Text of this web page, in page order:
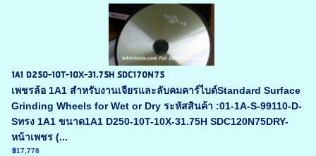
1A1 D250-10T-10X-31.75H SDC170N75
เพชรล้อ 1A1 สำหรับงานเจียรและลับคมคาร์ไบด์Standard Surface
Grinding Wheels for Wet or Dry ระหัสสินค้า :01-1A-S-99110-D-
Sทรง 1A1 ขนาด1A1 D250-10T-10X-31.75H SDC120N75DRY-
หน้าเพชร (...
฿17,778